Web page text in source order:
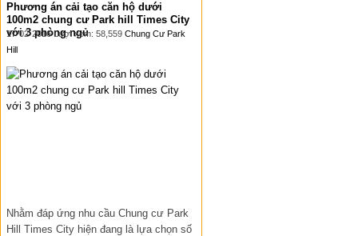
Phương án cải tạo căn hộ dưới
100m2 chung cư Park hill Times City
với 3 phòng ngủ
17-02-2016 Lượt xem: 58,559 Chung Cư Park
Hill
Nhằm đáp ứng nhu cầu Chung cư Park
Hill Times City hiện đang là lựa chọn số